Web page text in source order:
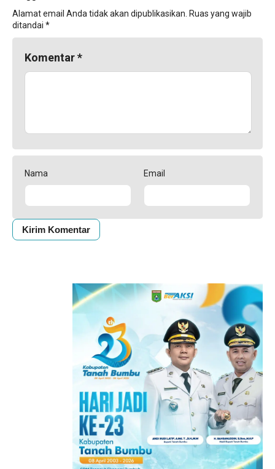
Alamat email Anda tidak akan dipublikasikan. Ruas yang wajib
ditandai *
Komentar*
Nama Email